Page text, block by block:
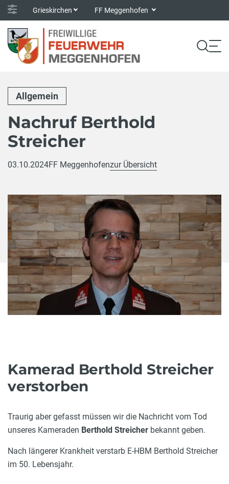
Grieskirchen FF Meggenhofen
Allgemein
Nachruf Berthold
Streicher
03.10.2024FF Meggenhofenzur Übersicht
Kamerad Berthold Streicher
verstorben
Traurig aber gefasst müssen wir die Nachricht vom Tod
unseres Kameraden Berthold Streicher bekannt geben.
Nach längerer Krankheit verstarb E-HBM Berthold Streicher
im 50. Lebensjahr.